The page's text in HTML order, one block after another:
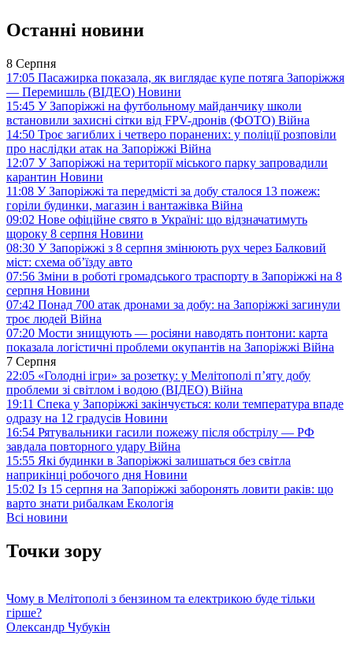
Останні новини
8 Серпня
17:05 Пасажирка показала, як виглядає купе потяга Запоріжжя
— Перемишль (ВІДЕО) Новини
15:45 У Запоріжжі на футбольному майданчику школи
встановили захисні сітки від FPV-дронів (ФОТО) Війна
14:50 Троє загиблих і четверо поранених: у поліції розповіли
про наслідки атак на Запоріжжі Війна
12:07 У Запоріжжі на території міського парку запровадили
карантин Новини
11:08 У Запоріжжі та передмісті за добу сталося 13 пожеж:
горіли будинки, магазин і вантажівка Війна
09:02 Нове офіційне свято в Україні: що відзначатимуть
щороку 8 серпня Новини
08:30 У Запоріжжі з 8 серпня змінюють рух через Балковий
міст: схема об’їзду авто
07:56 Зміни в роботі громадського траспорту в Запоріжжі на 8
серпня Новини
07:42 Понад 700 атак дронами за добу: на Запоріжжі загинули
троє людей Війна
07:20 Мости знищують — росіяни наводять понтони: карта
показала логістичні проблеми окупантів на Запоріжжі Війна
7 Серпня
22:05 «Голодні ігри» за розетку: у Мелітополі п’яту добу
проблеми зі світлом і водою (ВІДЕО) Війна
19:11 Спека у Запоріжжі закінчується: коли температура впаде
одразу на 12 градусів Новини
16:54 Рятувальники гасили пожежу після обстрілу — РФ
завдала повторного удару Війна
15:55 Які будинки в Запоріжжі залишаться без світла
наприкінці робочого дня Новини
15:02 Із 15 серпня на Запоріжжі заборонять ловити раків: що
варто знати рибалкам Екологія
Всі новини
Точки зору
Чому в Мелітополі з бензином та електрикою буде тільки
гірше?
Олександр Чубукін